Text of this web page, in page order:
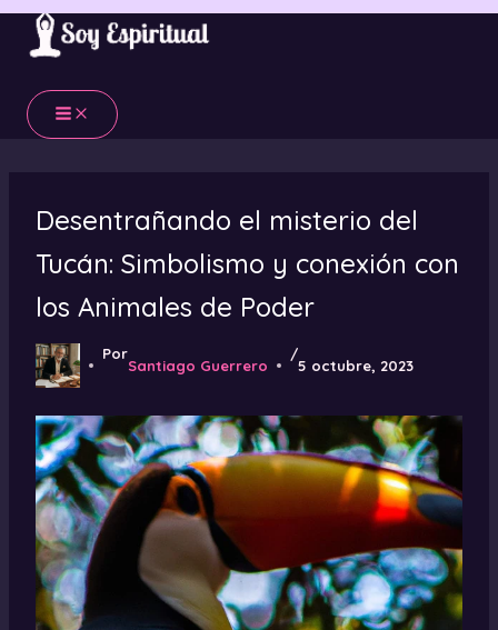
Ir
contenido
Desentrañando el misterio del
Tucán: Simbolismo y conexión con
los Animales de Poder
Por
Santiago Guerrero
/
5 octubre, 2023